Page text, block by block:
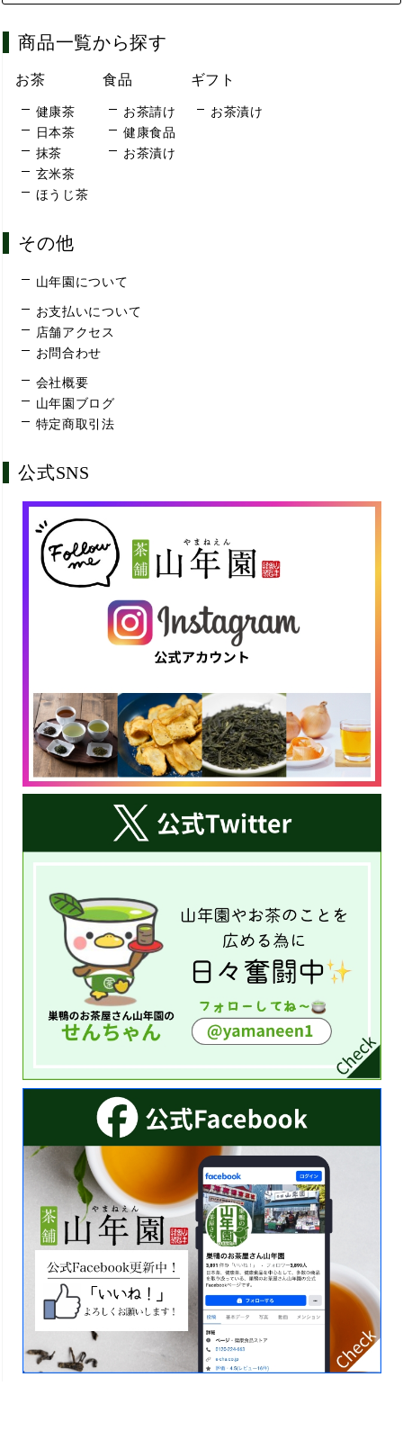
商品一覧から探す
お茶
健康茶
日本茶
抹茶
玄米茶
ほうじ茶
食品
お茶請け
健康食品
お茶漬け
ギフト
お茶漬け
その他
山年園について
お支払いについて
店舗アクセス
お問合わせ
会社概要
山年園ブログ
特定商取引法
公式SNS